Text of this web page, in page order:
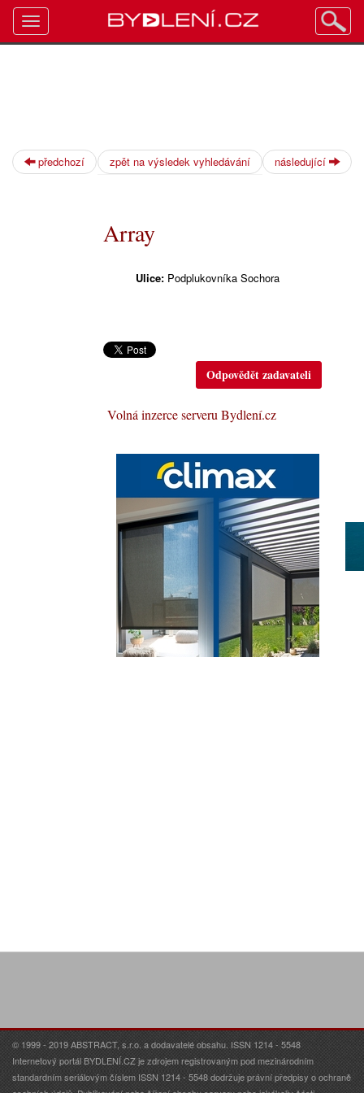
předchozí zpět na výsledek vyhledávání následující
Array
Ulice: Podplukovníka Sochora
Odpovědět zadavateli
Volná inzerce serveru Bydlení.cz
Toggle
navigation
© 1999 - 2019 ABSTRACT, s.r.o. a dodavatelé obsahu. ISSN 1214 - 5548
Internetový portál BYDLENÍ.CZ je zdrojem registrovaným pod mezinárodním
standardním seriálovým číslem ISSN 1214 - 5548 dodržuje právní předpisy o ochraně